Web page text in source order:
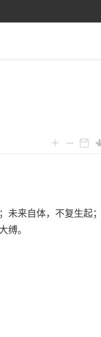
未来自体，不复生起；
缚。